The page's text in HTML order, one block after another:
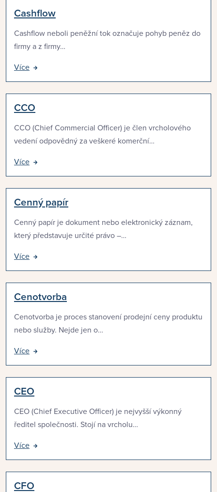
Cashflow
Cashflow neboli peněžní tok označuje pohyb peněz do
firmy a z firmy…
Více
CCO
CCO (Chief Commercial Officer) je člen vrcholového
vedení odpovědný za veškeré komerční…
Více
Cenný papír
Cenný papír je dokument nebo elektronický záznam,
který představuje určité právo –…
Více
Cenotvorba
Cenotvorba je proces stanovení prodejní ceny produktu
nebo služby. Nejde jen o…
Více
CEO
CEO (Chief Executive Officer) je nejvyšší výkonný
ředitel společnosti. Stojí na vrcholu…
Více
CFO